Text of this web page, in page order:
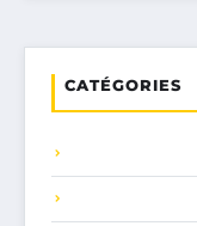
CATÉGORIES